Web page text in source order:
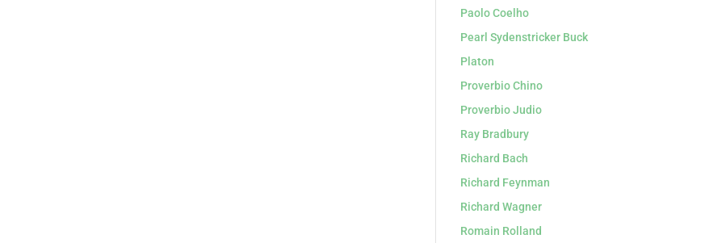
Paolo Coelho
Pearl Sydenstricker Buck
Platon
Proverbio Chino
Proverbio Judio
Ray Bradbury
Richard Bach
Richard Feynman
Richard Wagner
Romain Rolland